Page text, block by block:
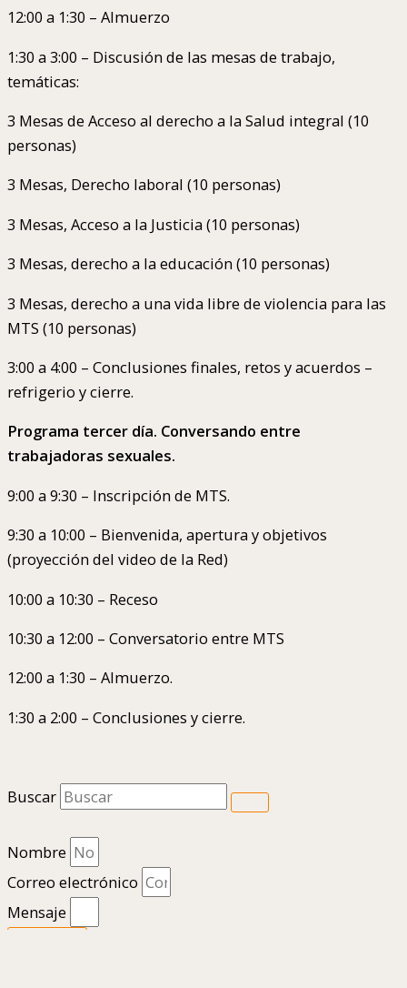
12:00 a 1:30 – Almuerzo
1:30 a 3:00 – Discusión de las mesas de trabajo,
temáticas:
3 Mesas de Acceso al derecho a la Salud integral (10
personas)
3 Mesas, Derecho laboral (10 personas)
3 Mesas, Acceso a la Justicia (10 personas)
3 Mesas, derecho a la educación (10 personas)
3 Mesas, derecho a una vida libre de violencia para las
MTS (10 personas)
3:00 a 4:00 – Conclusiones finales, retos y acuerdos –
refrigerio y cierre.
Programa tercer día. Conversando entre
trabajadoras sexuales.
9:00 a 9:30 – Inscripción de MTS.
9:30 a 10:00 – Bienvenida, apertura y objetivos
(proyección del video de la Red)
10:00 a 10:30 – Receso
10:30 a 12:00 – Conversatorio entre MTS
12:00 a 1:30 – Almuerzo.
1:30 a 2:00 – Conclusiones y cierre.
Buscar
Nombre
Correo electrónico
Mensaje